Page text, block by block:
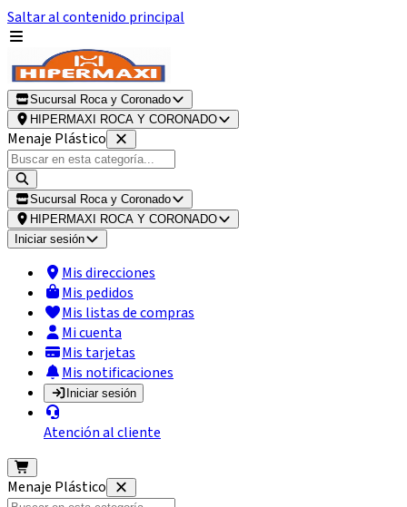
Saltar al contenido principal
Sucursal Roca y Coronado
HIPERMAXI ROCA Y CORONADO
Menaje Plástico
Sucursal Roca y Coronado
HIPERMAXI ROCA Y CORONADO
Iniciar sesión
Mis direcciones
Mis pedidos
Mis listas de compras
Mi cuenta
Mis tarjetas
Mis notificaciones
Iniciar sesión
Atención al cliente
Menaje Plástico